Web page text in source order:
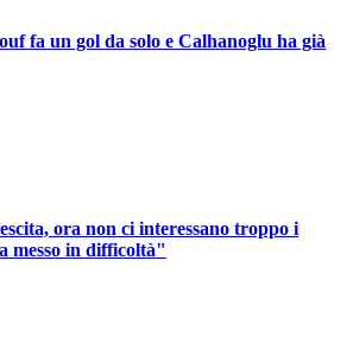
fa un gol da solo e Calhanoglu ha già
ora non ci interessano troppo i
messo in difficoltà"